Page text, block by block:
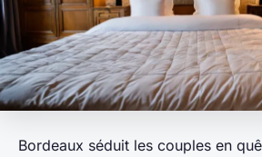
Bordeaux séduit les couples en